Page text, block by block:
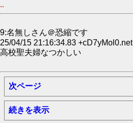
..
9:名無しさん＠恐縮です
25/04/15 21:16:34.83 +cD7yMol0.net
高校聖夫婦なつかしい
次ページ
続きを表示